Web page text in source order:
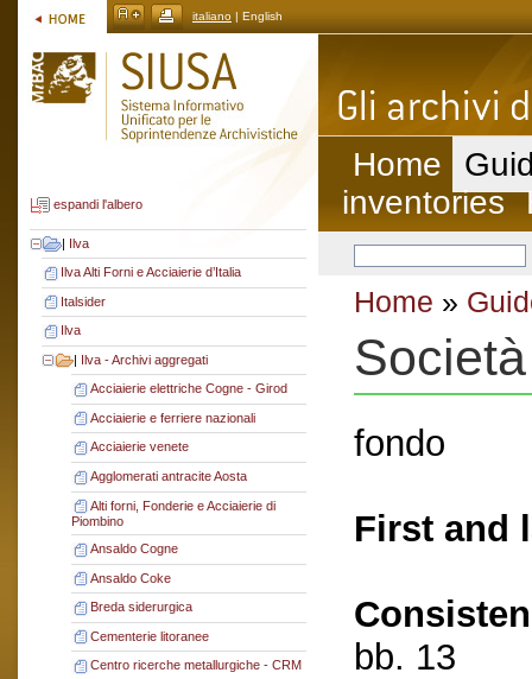
italiano | English
espandi l'albero
| Ilva
Ilva Alti Forni e Acciaierie d’Italia
Italsider
Ilva
| Ilva - Archivi aggregati
Acciaierie elettriche Cogne - Girod
Acciaierie e ferriere nazionali
Acciaierie venete
Agglomerati antracite Aosta
Alti forni, Fonderie e Acciaierie di
Piombino
Ansaldo Cogne
Ansaldo Coke
Breda siderurgica
Cementerie litoranee
Centro ricerche metallurgiche - CRM
Home
inventories
Home »
fondo
First and
bb. 13